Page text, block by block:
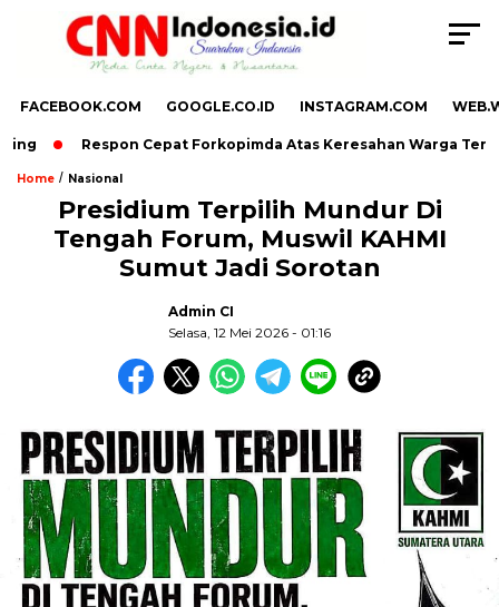
FACEBOOK.COM GOOGLE.CO.ID INSTAGRAM.COM
Respon Cepat Forkopimda Atas Keresahan Warga Terkait
Home / Nasional
Presidium Terpilih Mundur Di
Tengah Forum, Muswil KAHMI
Sumut Jadi Sorotan
Admin CI
Selasa, 12 Mei 2026 - 01:16